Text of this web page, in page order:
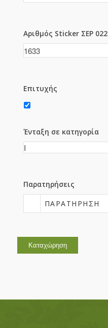
Αριθμός Sticker ΣΕΡ 022
Επιτυχής
Ένταξη σε κατηγορία
Παρατηρήσεις
ΠΑΡΑΤΉΡΗΣΗ